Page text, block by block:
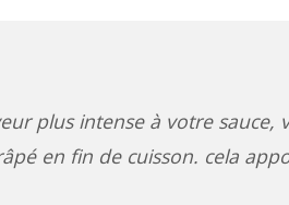
plus intense à votre sauce,
en fin de cuisson. cela